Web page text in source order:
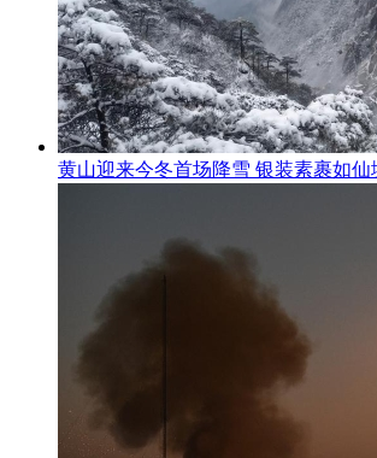
黄山迎来今冬首场降雪 银装素裹如仙